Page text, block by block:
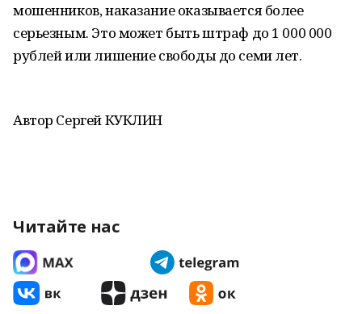
мошенников, наказание оказывается более
серьезным. Это может быть штраф до 1 000 000
рублей или лишение свободы до семи лет.
Автор Сергей КУКЛИН
Читайте нас